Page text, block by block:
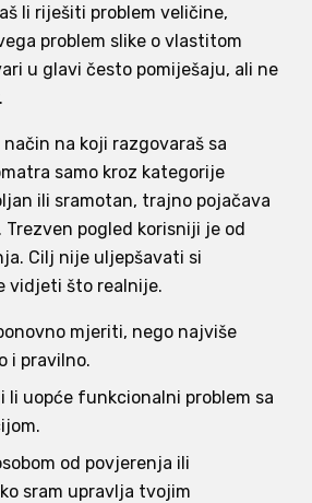
li riješiti problem veličine,
problem slike o vlastitom
u glavi često pomiješaju, ali ne
na koji razgovaraš sa
samo kroz kategorije
ili sramotan, trajno pojačava
pogled korisniji je od
Cilj nije uljepšavati si
vidjeti što realnije.
mjeriti, nego najviše
i pravilno.
li uopće funkcionalni problem sa
od povjerenja ili
sram upravlja tvojim